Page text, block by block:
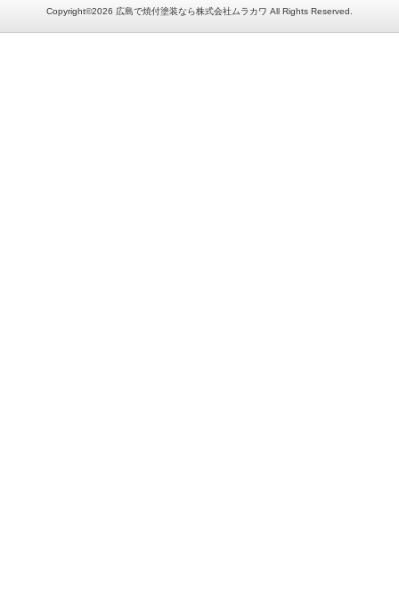
Copyright©2026 広島で焼付塗装なら株式会社ムラカワ All Rights Reserved.